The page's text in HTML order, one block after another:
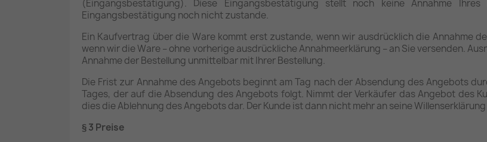
(Eingangsbestätigung). Diese Eingangsbestätigung stellt noch keine Annahme
Eingangsbestätigung noch nicht zustande.
Ein Kaufvertrag über die Ware kommt erst zustande, wenn wir ausdrücklich die Annahme
wenn wir die Ware – ohne vorherige ausdrückliche Annahmeerklärung – an Sie versenden.
Annahme der Bestellung unmittelbar mit Ihrer Bestellung.
Die Frist zur Annahme des Angebots beginnt am Tag nach der Absendung des Angebots
Tages, der auf die Absendung des Angebots folgt. Nimmt der Verkäufer das Angebot des
dies die Ablehnung des Angebots dar. Der Kunde ist dann nicht mehr an seine
§ 3 Preise